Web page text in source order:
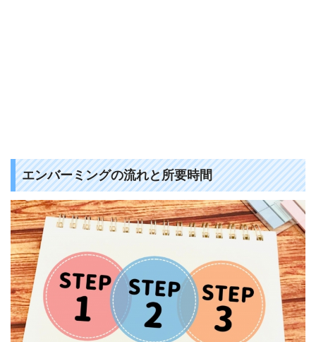
エンバーミングの流れと所要時間